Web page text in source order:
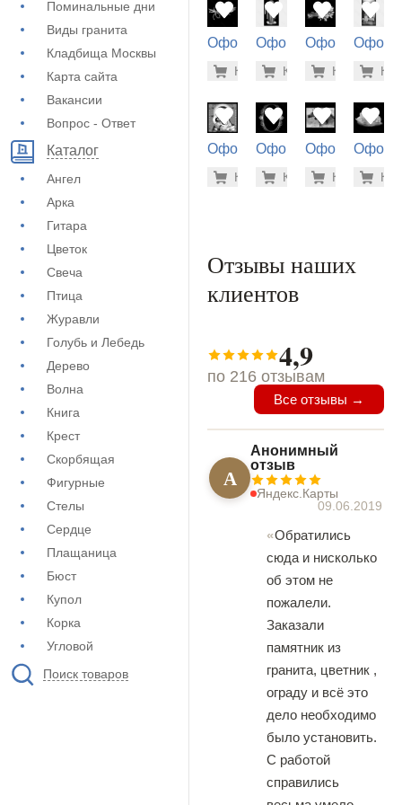
Поминальные дни
Виды гранита
Кладбища Москвы
Карта сайта
Вакансии
Вопрос - Ответ
Каталог
Ангел
Арка
Гитара
Цветок
Свеча
Птица
Журавли
Голубь и Лебедь
Дерево
Волна
Книга
Крест
Скорбящая
Фигурные
Стелы
Сердце
Плащаница
Бюст
Купол
Корка
Угловой
Поиск товаров
Оформление
(71-436)
-7% 500 руб.
Купить
Оформление
(72-260)
-7%
Купить
Оформление
(71-437)
-
Купить(72-
Оформление
(73-441)
-7% 1.900
Купить
Оформление
(71-836)
-7%
Купить
Оформление
(73-546)
-
Купить(73-
Отзывы наших
клиентов
4,9
по 216 отзывам
Все отзывы →
А
Анонимный
отзыв
Яндекс.Карты
09.06.2019
Обратились
сюда и нисколько
об этом не
пожалели.
Заказали
памятник из
гранита, цветник ,
ограду и всё это
дело необходимо
было установить.
С работой
справились